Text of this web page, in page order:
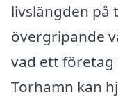
livslängden på
övergripande
vad ett
Torhamn kan